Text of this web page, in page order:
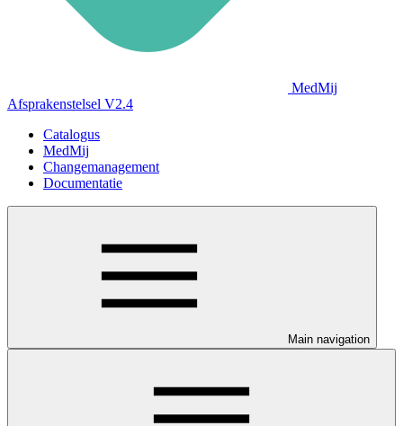
MedMij
Afsprakenstelsel V2.4
Catalogus
MedMij
Changemanagement
Documentatie
Main navigation